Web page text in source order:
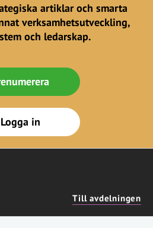
artiklar och smarta
verksamhetsutveckling,
och ledarskap.
Logga in
Till avdelningen